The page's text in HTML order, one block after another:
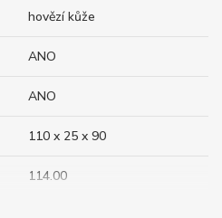
hovězí kůže
ANO
ANO
110 x 25 x 90
114.00